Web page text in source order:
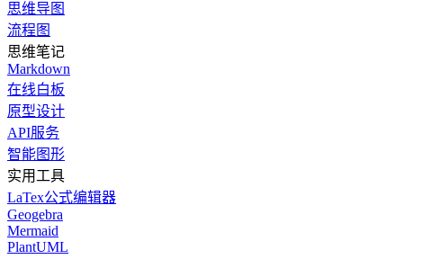
思维导图
流程图
思维笔记
Markdown
在线白板
原型设计
API服务
智能图形
实用工具
LaTex公式编辑器
Geogebra
Mermaid
PlantUML